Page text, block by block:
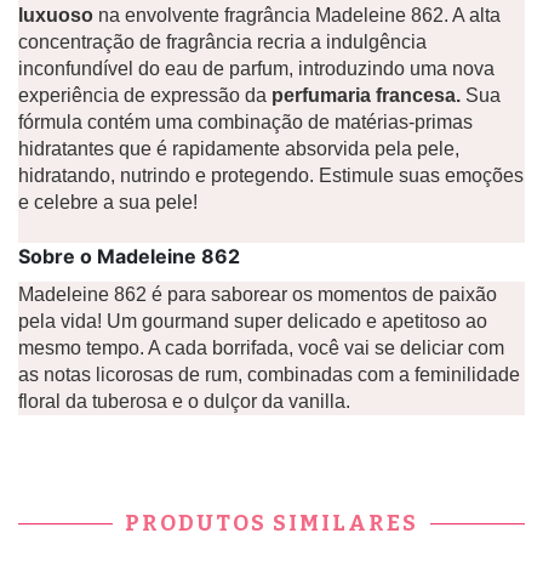
luxuoso na envolvente fragrância Madeleine 862. A alta
concentração de fragrância recria a indulgência
inconfundível do eau de parfum, introduzindo uma nova
experiência de expressão da perfumaria francesa. Sua
fórmula contém uma combinação de matérias-primas
hidratantes que é rapidamente absorvida pela pele,
hidratando, nutrindo e protegendo. Estimule suas emoções
e celebre a sua pele!
Sobre o Madeleine 862
Madeleine 862 é para saborear os momentos de paixão
pela vida! Um gourmand super delicado e apetitoso ao
mesmo tempo. A cada borrifada, você vai se deliciar com
as notas licorosas de rum, combinadas com a feminilidade
floral da tuberosa e o dulçor da vanilla.
PRODUTOS SIMILARES